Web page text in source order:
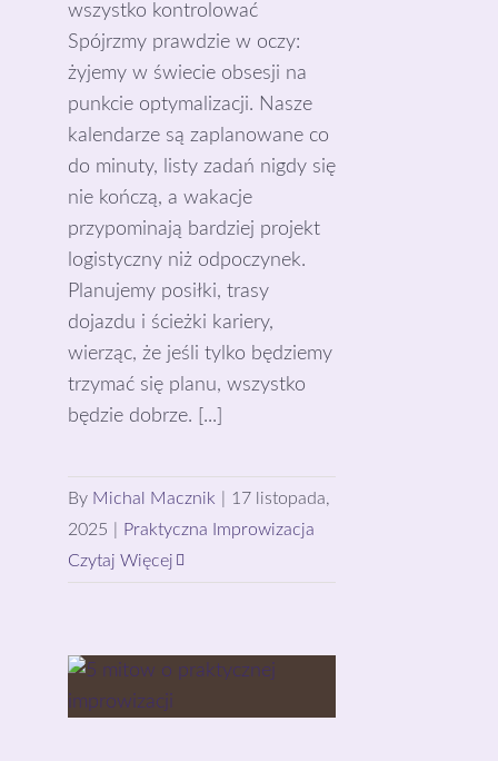
wszystko kontrolować
Spójrzmy prawdzie w oczy:
żyjemy w świecie obsesji na
punkcie optymalizacji. Nasze
kalendarze są zaplanowane co
do minuty, listy zadań nigdy się
nie kończą, a wakacje
przypominają bardziej projekt
logistyczny niż odpoczynek.
Planujemy posiłki, trasy
dojazdu i ścieżki kariery,
wierząc, że jeśli tylko będziemy
trzymać się planu, wszystko
będzie dobrze. [...]
By Michal Macznik
17 listopada,
2025
Praktyczna Improwizacja
Czytaj Więcej